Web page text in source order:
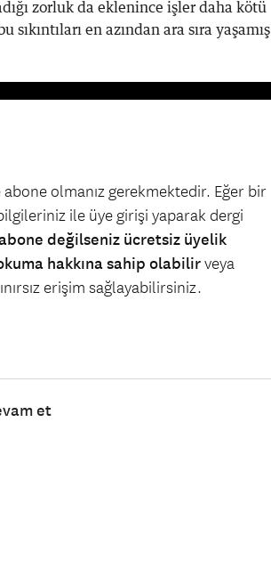
zorluk da eklenince işler daha kötü
en azından ara sıra yaşamış
olmanız gerekmektedir. Eğer bir
ile üye girişi yaparak dergi
değilseniz ücretsiz üyelik
hakkına sahip olabilirveya
erişim sağlayabilirsiniz.
et